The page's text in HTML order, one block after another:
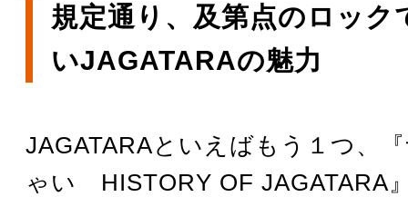
規定通り、及第点のロック
いJAGATARAの魅力
JAGATARAといえばもう１つ、
ゃい HISTORY OF JAGATARA